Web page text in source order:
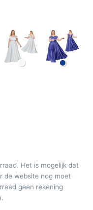
Het is mogelijk dat
de website nog moet
geen rekening